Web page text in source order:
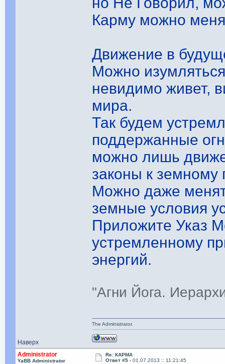
Карму можно
Движение в
Можно
невидимо живет,
мира.
Так будем
поддержанные
можно лишь
законы к земному
Можно даже
земные условия
Приложите Указ
устремленному
энергий.
"Агни Йога.
Наверх
The Administrator.
Administrator
YaBB Administrator
Re: КАРМА
Ответ #5 -01.07.2013 :: 11:21:45